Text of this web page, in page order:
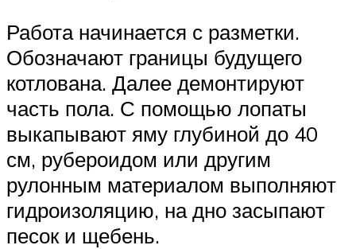
Работа начинается с разметки.
Обозначают границы будущего
котлована. Далее демонтируют
часть пола. С помощью лопаты
выкапывают яму глубиной до 40
см, рубероидом или другим
рулонным материалом выполняют
гидроизоляцию, на дно засыпают
песок и щебень.